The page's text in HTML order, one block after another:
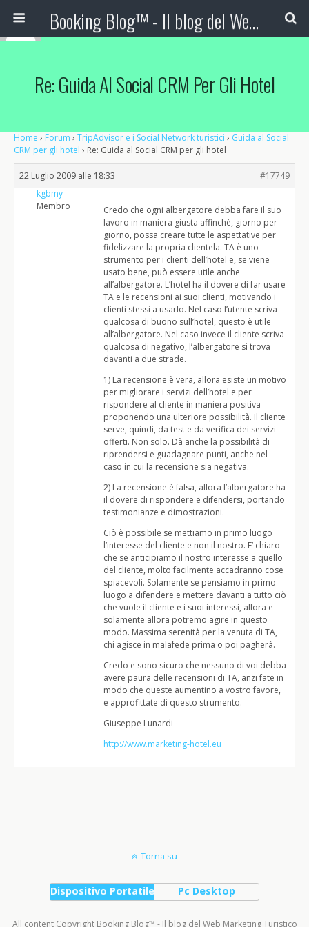
Booking Blog™ - Il blog del Web Marketing Turistico
Re: Guida Al Social CRM Per Gli Hotel
Home › Forum › TripAdvisor e i Social Network turistici › Guida al Social
CRM per gli hotel › Re: Guida al Social CRM per gli hotel
22 Luglio 2009 alle 18:33
#17749
kgbmy
Membro
Credo che ogni albergatore debba fare il suo
lavoro in maniera giusta affinchè, giorno per
giorno, possa creare tutte le aspettative per
fidelizzare la propria clientela. TA è uno
strumento per i clienti dell’hotel e, se viene
usato bene, può essere utile anche
all’albergatore. L’hotel ha il dovere di far usare
TA e le recensioni ai suoi clienti, motivando i
clienti stessi a usarlo. Nel caso l’utente scriva
qualcosa di buono sull’hotel, questo è utile
all’albergatore. Nel caso invece il cliente scriva
qualcosa di negativo, l’albergatore si trova
davanti a due strade.
1) La recensione è vera, allora esiste un motivo
per migliorare i servizi dell’hotel e per
rispondere al cliente in maniera positiva
proponendo una ulteriore possibilità. Il cliente
serve, quindi, da test e da verifica dei servizi
offerti. Non solo. Dà anche la possibilità di
riprendersi e guadagnare punti, anche nel
caso in cui la recensione sia negativa.
2) La recensione è falsa, allora l’albergatore ha
il dovere di rispondere e difendersi, portando
testimonianze e dimostrazioni.
Ciò è possibile se mettiamo in primo luogo
l’interesse del cliente e non il nostro. E’ chiaro
che se anticipiamo il nostro interesse a quello
del cliente, molto facilmente accadranno cose
spiacevoli. Solamente se pensiamo in primo
luogo a difendere e mettere davanti a tutto ciò
che vuole il cliente e i suoi interessi, allora e
solamente allora potremo agire in questo
modo. Massima serenità per la venuta di TA,
chi agisce in malafede prima o poi pagherà.
Credo e sono sicuro che nessuno di voi debba
avere paura delle recensioni di TA, anzi fate in
modo che queste aumentino a vostro favore,
e approfittate di questo strumento.
Giuseppe Lunardi
http://www.marketing-hotel.eu
Torna su
Dispositivo Portatile Pc Desktop
All content Copyright Booking Blog™ - Il blog del Web Marketing Turistico